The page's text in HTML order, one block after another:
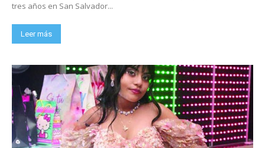
tres años en San Salvador...
Leer más